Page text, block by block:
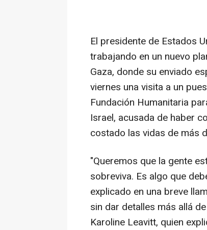
El presidente de Estados
trabajando en un nuevo
Gaza, donde su enviado
viernes una visita a un
Fundación Humanitaria
Israel, acusada de haber
costado las vidas de más
"Queremos que la gente
sobreviva. Es algo que
explicado en una breve
sin dar detalles más allá
Karoline Leavitt, quien